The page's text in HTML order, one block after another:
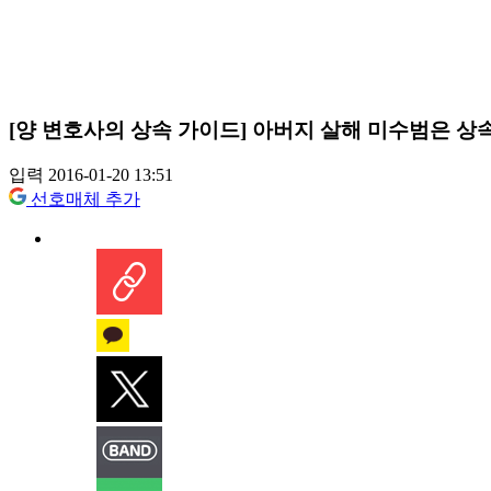
[양 변호사의 상속 가이드] 아버지 살해 미수범은 상
입력 2016-01-20 13:51
선호매체 추가